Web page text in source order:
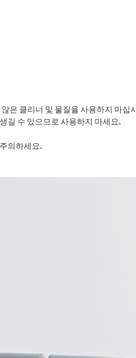
은 클리너 및 물질을 사용하지 마십
길 수 있으므로 사용하지 마세요.
의하세요.